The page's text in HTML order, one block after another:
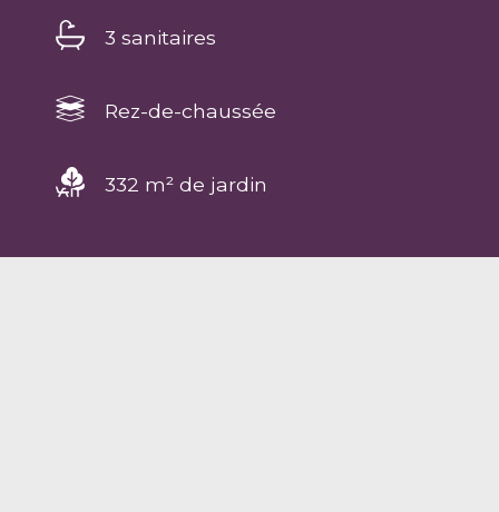
3 sanitaires
Rez-de-chaussée
332 m² de jardin